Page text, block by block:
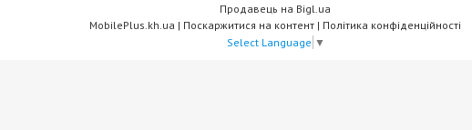
Продавець на Bigl.ua
MobilePlus.kh.ua | Поскаржитися на контент | Політика конфіденційності
Select Language ▼